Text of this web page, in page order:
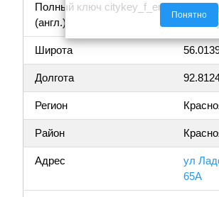
Полный ключ citykey_f_en
(англ.)
Широта
Долгота
Регион
Район
Адрес
ул
65А
Понятно